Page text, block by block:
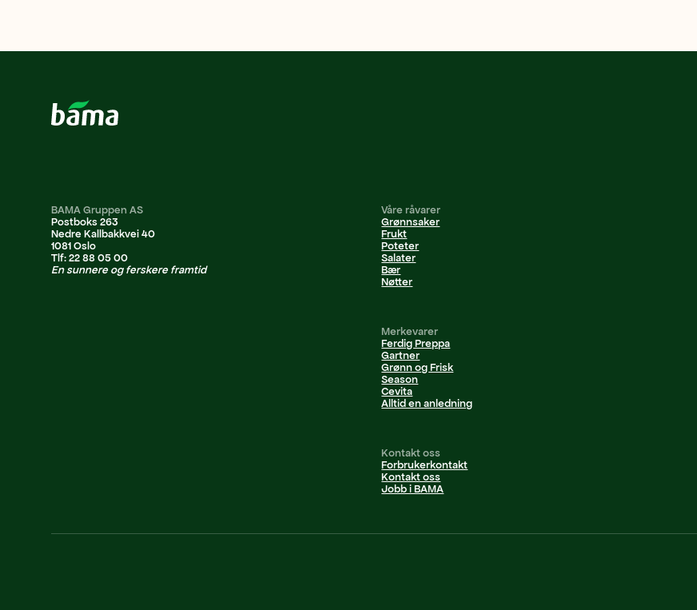
BAMA Gruppen AS
Postboks 263
Nedre Kallbakkvei 40
1081 Oslo
Tlf: 22 88 05 00
En sunnere og ferskere framtid
Våre råvarer
Grønnsaker
Frukt
Poteter
Salater
Bær
Nøtter
Merkevarer
Ferdig Preppa
Gartner
Grønn og Frisk
Season
Cevita
Alltid en anledning
Kontakt oss
Forbrukerkontakt
Kontakt oss
Jobb i BAMA